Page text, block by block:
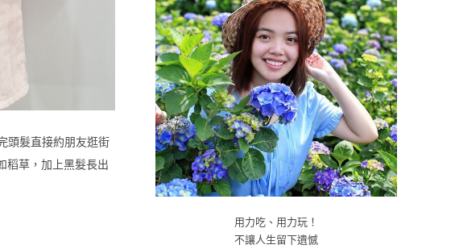
頭髮直接約朋友逛街
稻草，加上黑髮長出
用力吃、用力玩！
不讓人生留下遺憾